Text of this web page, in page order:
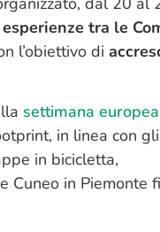
tra le
l’obiettivo di
settimana
in linea con gli
in bicicletta,
Cuneo in Piemonte